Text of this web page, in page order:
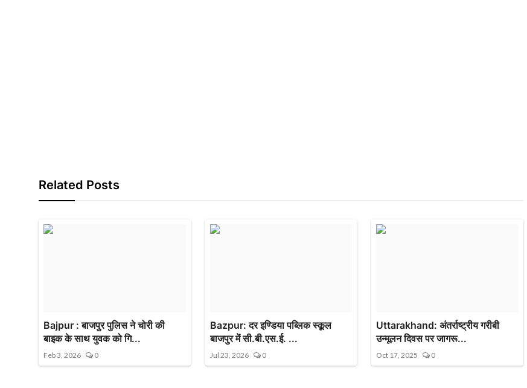
Related Posts
Bajpur : बाजपुर पुलिस ने चोरी की
बाइक के साथ युवक को गि...
Feb 3, 2026 0
Bazpur: दर इण्डिया पब्लिक स्कूल
बाजपुर में सी.बी.एस.ई. ...
Jul 23, 2026 0
Uttarakhand: अंतर्राष्ट्रीय गरीबी
उन्मूलन दिवस पर जागरू...
Oct 17, 2025 0